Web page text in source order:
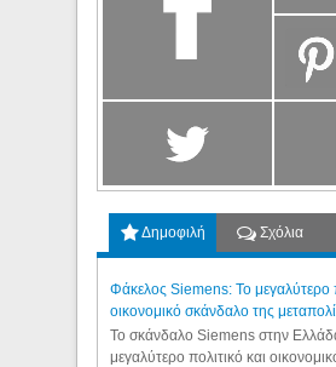
Δημοφιλή Σχόλια
Φάκελος Siemens: Το μεγαλύτερο
οικονομικό σκάνδαλο της
Το σκάνδαλο Siemens στην Ελλάδα
μεγαλύτερο πολιτικό και